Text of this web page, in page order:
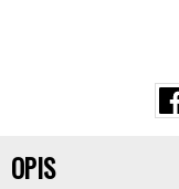
OPIS